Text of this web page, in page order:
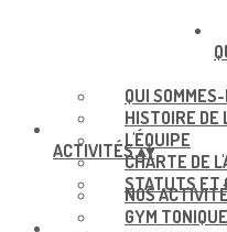
QUI
HISTOIRE DE
L'ÉQUIPE
CHARTE DE
STATUTS ET
ACTIVITÉS▴▾
NOS
GYM